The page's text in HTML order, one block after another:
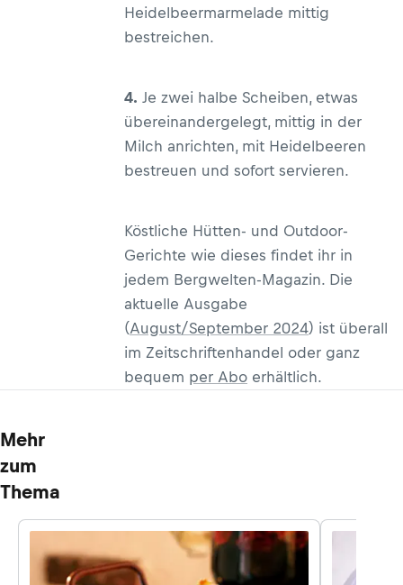
Heidelbeermarmelade mittig
bestreichen.
4. Je zwei halbe Scheiben, etwas
übereinandergelegt, mittig in der
Milch anrichten, mit Heidelbeeren
bestreuen und sofort servieren.
Köstliche Hütten- und Outdoor-
Gerichte wie dieses findet ihr in
jedem Bergwelten-Magazin. Die
aktuelle Ausgabe
(August/September 2024) ist überall
im Zeitschriftenhandel oder ganz
bequem per Abo erhältlich.
Mehr
zum
Thema